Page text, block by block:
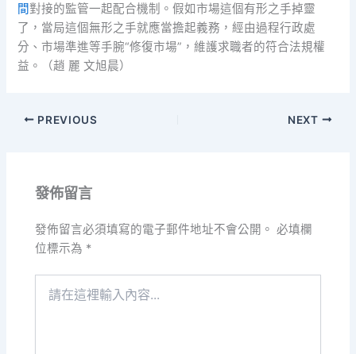
間對接的監管一起配合機制。假如市場這個有形之手掉靈
了，當局這個無形之手就應當擔起義務，經由過程行政處
分、市場準進等手腕“修復市場”，維護求職者的符合法規權
益。（趙 麗 文旭晨）
PREVIOUS NEXT
發佈留言
發佈留言必須填寫的電子郵件地址不會公開。 必填欄
位標示為 *